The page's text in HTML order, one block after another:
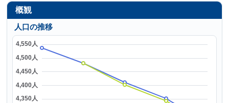
概観
人口の推移